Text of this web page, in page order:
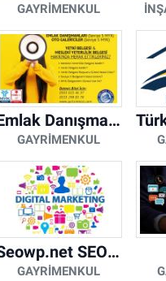
GAYRIMENKUL
Emlak Danışmanı Seviye 5 Mesleki Yeterlilik Belgesi
GAYRIMENKUL
Seowp.net SEO Hizmetleri
GAYRIMENKUL